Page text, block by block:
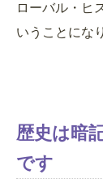
ローバル・ヒ
いうことにな
歴史は暗
です